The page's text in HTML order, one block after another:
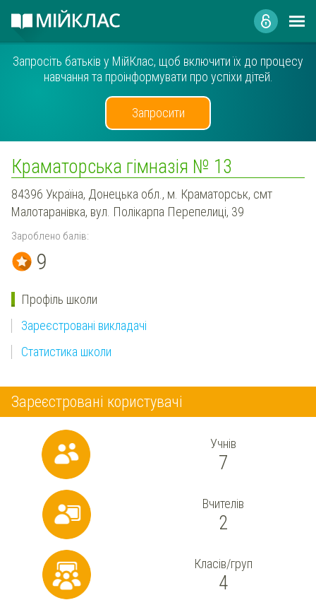
Запросіть батьків у МійКлас, щоб включити їх до процесу
навчання та проінформувати про успіхи дітей.
Запросити
Краматорська гімназія № 13
84396 Україна, Донецька обл., м. Краматорськ, смт
Малотаранівка, вул. Полікарпа Перепелиці, 39
Зароблено балів:
9
Профіль школи
Зареєстровані викладачі
Статистика школи
Зареєстровані користувачі
Учнів
7
Вчителів
2
Класів/груп
4